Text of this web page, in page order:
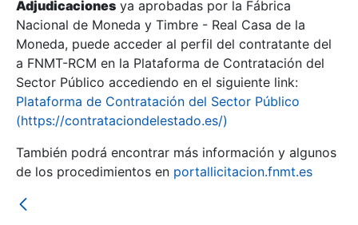
Adjudicaciones ya aprobadas por la Fábrica
Nacional de Moneda y Timbre - Real Casa de la
Moneda, puede acceder al perfil del contratante del
a FNMT-RCM en la Plataforma de Contratación del
Sector Público accediendo en el siguiente link:
Plataforma de Contratación del Sector Público
(https://contrataciondelestado.es/)
También podrá encontrar más información y algunos
de los procedimientos en portallicitacion.fnmt.es